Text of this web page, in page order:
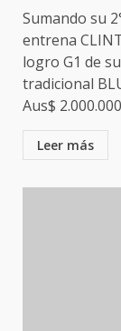
Sumando su
entrena
logro G1 de
tradicional
Aus$
Leer más